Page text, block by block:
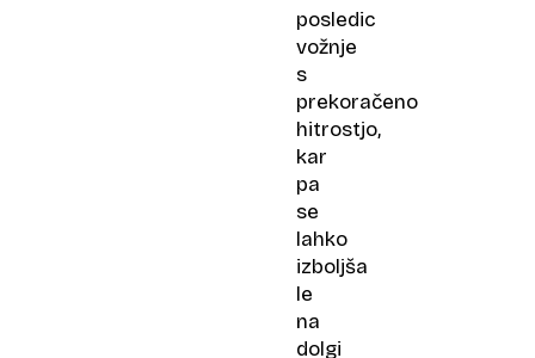
posledic
vožnje
s
prekoračeno
hitrostjo,
kar
pa
se
lahko
izboljša
le
na
dolgi